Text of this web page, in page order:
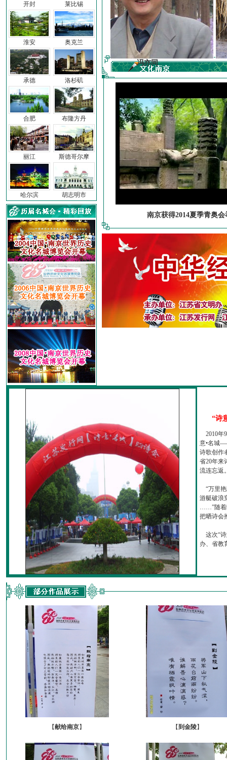
开封
淮安
承德
合肥
丽江
哈尔滨
莱比锡
奥克兰
洛杉矶
布隆方丹
斯德哥尔摩
胡志明市
冯亦同
南京获得2014夏季青奥会
“诗
2010年
意•名城
诗歌创作
省20年来
流连忘返
“万里艳
游艇破浪
……”随着
把晒诗会
这次“诗
办、省教
【献给南京】 【到金陵】